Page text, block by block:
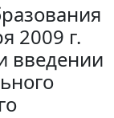
2009 г.
введении